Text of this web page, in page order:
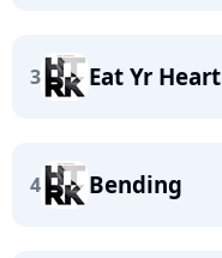
3 Eat Yr Heart
4 Bending